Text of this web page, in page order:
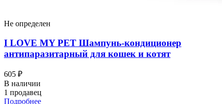
Не определен
I LOVЕ MY PET Шампунь-кондиционер
антипаразитарный для кошек и котят
605 ₽
В наличии
1 продавец
Подробнее